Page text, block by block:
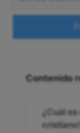
Contenido
¿Cuál